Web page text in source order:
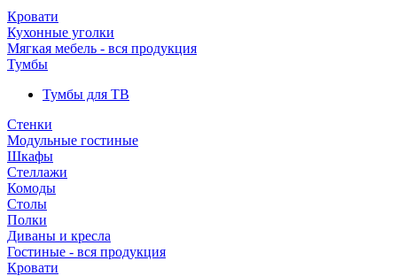
Кровати
Кухонные уголки
Мягкая мебель - вся продукция
Тумбы
Тумбы для ТВ
Стенки
Модульные гостиные
Шкафы
Стеллажи
Комоды
Столы
Полки
Диваны и кресла
Гостиные - вся продукция
Кровати